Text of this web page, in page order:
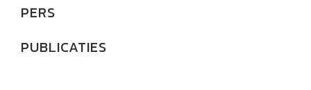
PERS
PUBLICATIES